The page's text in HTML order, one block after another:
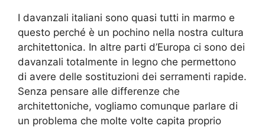
I davanzali italiani sono quasi tutti in marmo e
questo perché è un pochino nella nostra cultura
architettonica. In altre parti d’Europa ci sono dei
davanzali totalmente in legno che permettono
di avere delle sostituzioni dei serramenti rapide.
Senza pensare alle differenze che
architettoniche, vogliamo comunque parlare di
un problema che molte volte capita proprio